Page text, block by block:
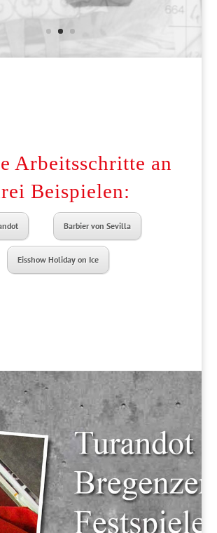
Arbeitsschritte an
Beispielen:
Barbier von Sevilla
Eisshow Holiday on Ice